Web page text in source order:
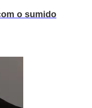
o sumido